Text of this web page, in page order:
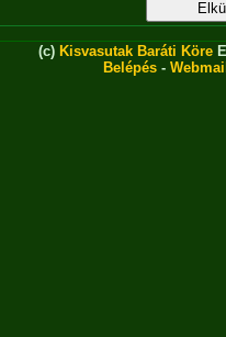
(c) Kisvasutak Baráti Köre
Belépés -